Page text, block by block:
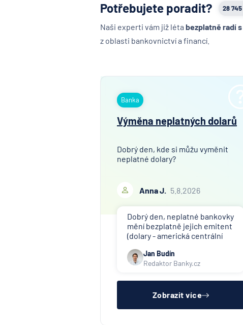
28 745
Potřebujete poradit?
Naši experti vám již léta bezplatně radí
z oblasti bankovnictví a financí.
Banka
Výměna neplatných dolarů
Dobrý den, kde si můžu vyměnit
neplatné dolary?
Anna J. 5.8.2026
Dobrý den, neplatné bankovky
mění bezplatně jejich emitent
(dolary - americká centrální
nenabízí (ani na komerční
bázi).
Jan Budín
Redaktor Banky.cz
Zobrazit více